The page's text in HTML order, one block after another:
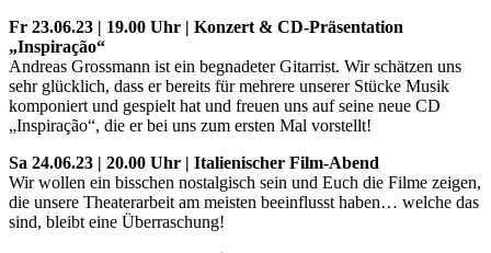
Fr 23.06.23 | 19.00 Uhr | Konzert & CD-Präsentation
„Inspiração“
Andreas Grossmann ist ein begnadeter Gitarrist. Wir schätzen uns
sehr glücklich, dass er bereits für mehrere unserer Stücke Musik
komponiert und gespielt hat und freuen uns auf seine neue CD
„Inspiração“, die er bei uns zum ersten Mal vorstellt!
Sa 24.06.23 | 20.00 Uhr | Italienischer Film-Abend
Wir wollen ein bisschen nostalgisch sein und Euch die Filme zeigen,
die unsere Theaterarbeit am meisten beeinflusst haben… welche das
sind, bleibt eine Überraschung!